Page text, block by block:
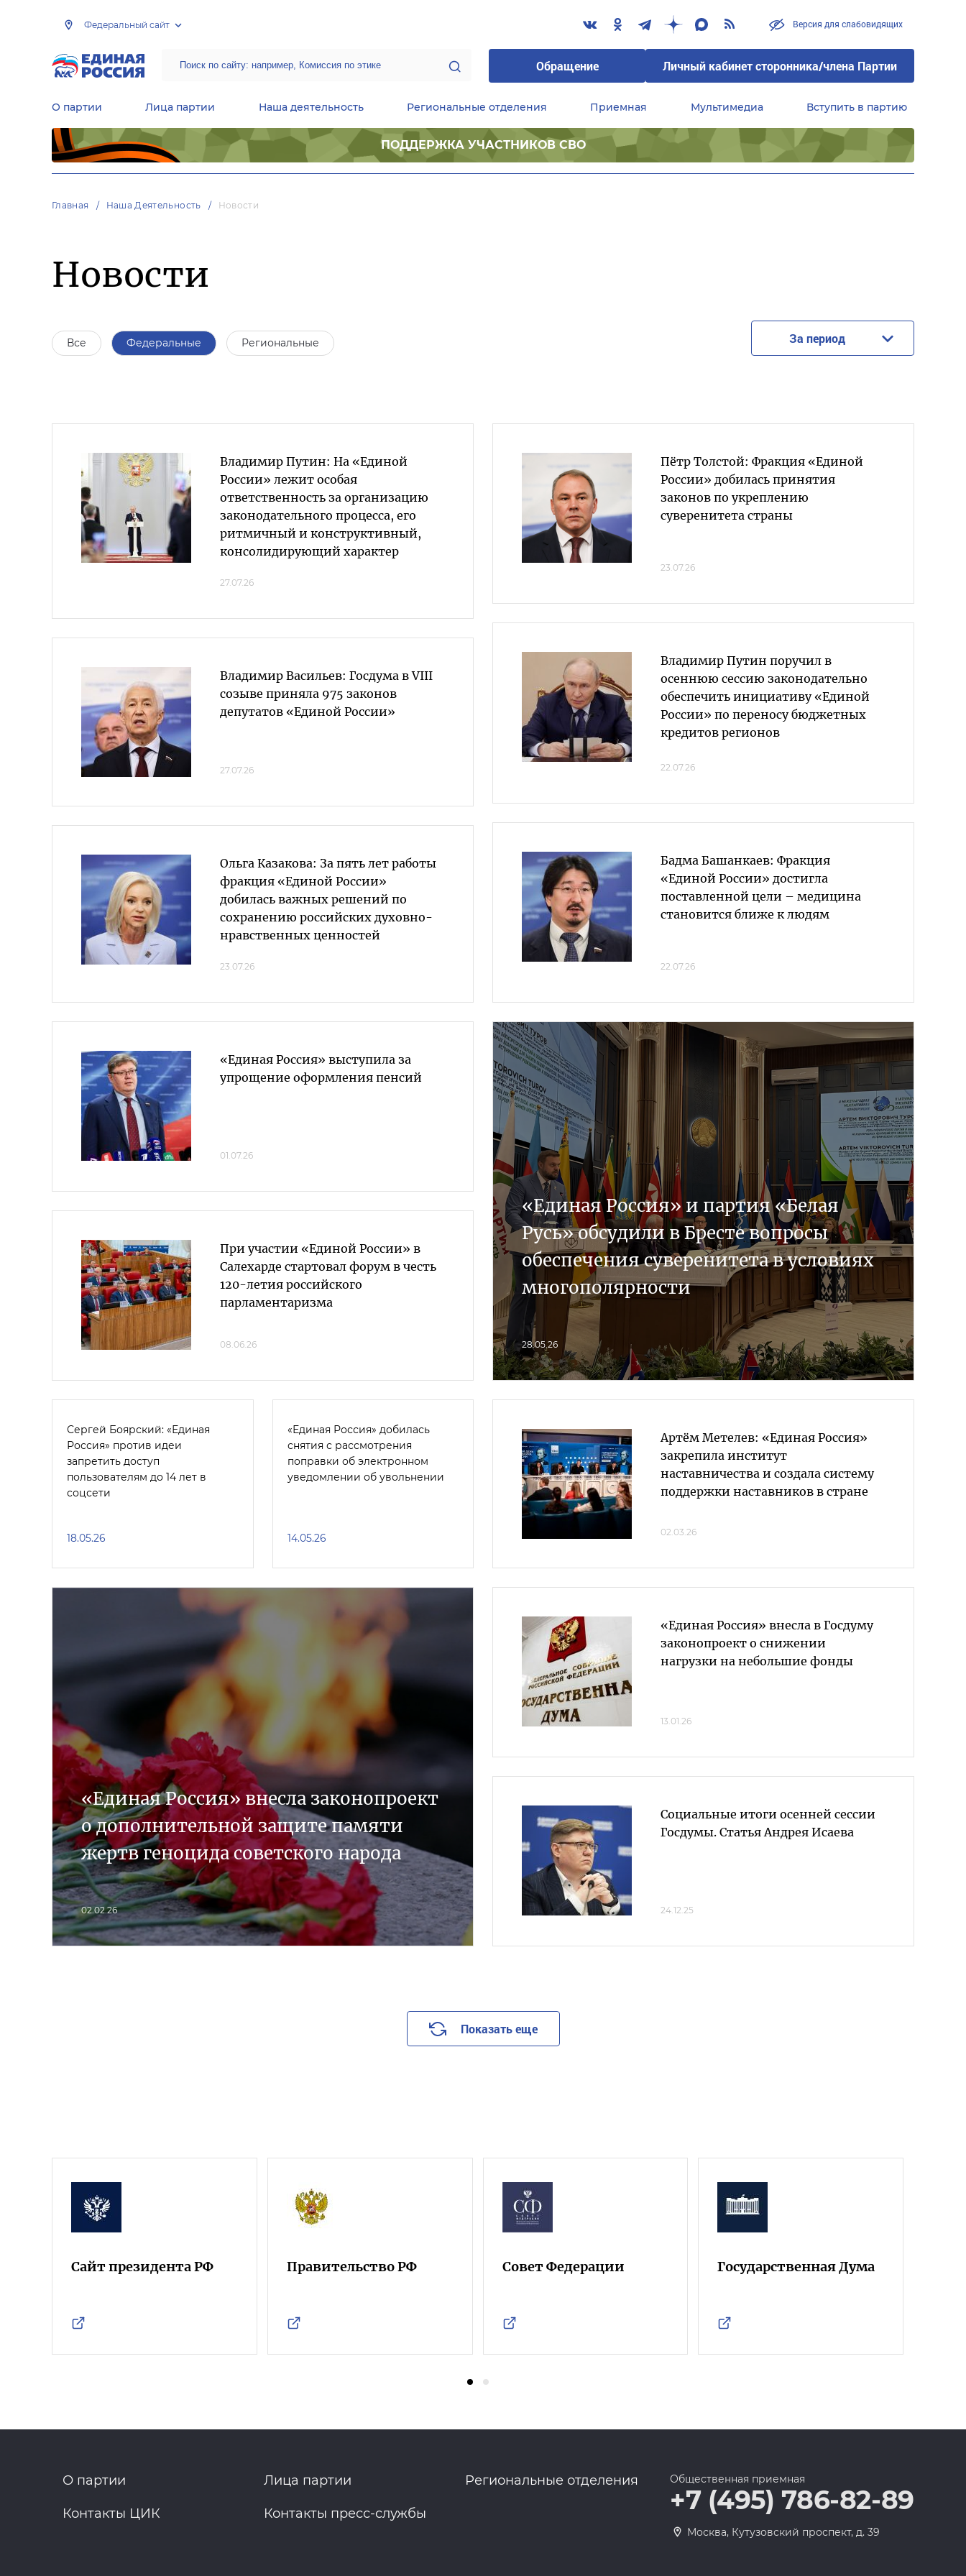
Федеральный сайт Версия для слабовидящих
Обращение Личный кабинет сторонника/члена Партии
О партии Лица партии Наша деятельность Региональные отделения Приемная Мультимедиа Вступить в партию
ПОДДЕРЖКА УЧАСТНИКОВ СВО
Главная Наша Деятельность Новости
Новости
Все Федеральные Региональные За период
Владимир Путин: На «Единой
России» лежит особая
ответственность за организацию
законодательного процесса, его
ритмичный и конструктивный,
консолидирующий характер
27.07.26
Владимир Васильев: Госдума в VIII
созыве приняла 975 законов
депутатов «Единой России»
27.07.26
Ольга Казакова: За пять лет работы
фракция «Единой России»
добилась важных решений по
сохранению российских духовно-
нравственных ценностей
23.07.26
Пётр Толстой: Фракция «Единой
России» добилась принятия
законов по укреплению
суверенитета страны
23.07.26
Владимир Путин поручил в
осеннюю сессию законодательно
обеспечить инициативу «Единой
России» по переносу бюджетных
кредитов регионов
22.07.26
Бадма Башанкаев: Фракция
«Единой России» достигла
поставленной цели – медицина
становится ближе к людям
22.07.26
«Единая Россия» выступила за
упрощение оформления пенсий
01.07.26
При участии «Единой России» в
Салехарде стартовал форум в честь
120-летия российского
парламентаризма
08.06.26
«Единая Россия» и партия «Белая
Русь» обсудили в Бресте вопросы
обеспечения суверенитета в условиях
многополярности
28.05.26
Сергей Боярский: «Единая
Россия» против идеи
запретить доступ
пользователям до 14 лет в
соцсети
18.05.26
«Единая Россия» добилась
снятия с рассмотрения
поправки об электронном
уведомлении об увольнении
14.05.26
Артём Метелев: «Единая Россия»
закрепила институт
наставничества и создала систему
поддержки наставников в стране
02.03.26
«Единая Россия» внесла законопроект
о дополнительной защите памяти
жертв геноцида советского народа
02.02.26
«Единая Россия» внесла в Госдуму
законопроект о снижении
нагрузки на небольшие фонды
13.01.26
Социальные итоги осенней сессии
Госдумы. Статья Андрея Исаева
24.12.25
Показать еще
Сайт президента РФ Правительство РФ Совет Федерации Государственная Дума
О партии Лица партии Региональные отделения
Контакты ЦИК Контакты пресс-службы
Общественная приемная
+7 (495) 786-82-89
Москва, Кутузовский проспект, д. 39